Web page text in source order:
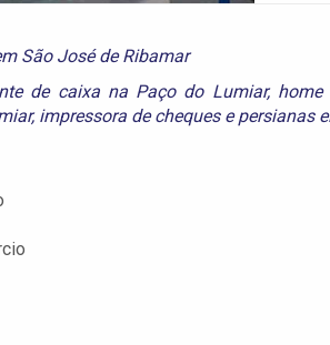
São José de Ribamar
de caixa na Paço do Lumiar, home
, impressora de chequesepersianas